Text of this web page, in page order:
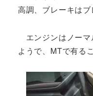
高調、ブレーキは
エンジンはノーマ
ようで、MTで有る